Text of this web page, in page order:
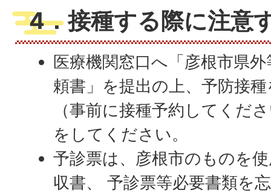
4．接種する際に注意
医療機関窓口へ「彦根市県
頼書」を提出の上、予防接
（事前に接種予約してくだ
をしてください。
予診票は、彦根市のものを
収書、 予診票等必要書類を